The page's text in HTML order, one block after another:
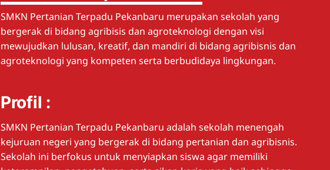
SMKN Pertanian Terpadu Pekanbaru merupakan sekolah yang
bergerak di bidang agribisis dan agroteknologi dengan visi
mewujudkan lulusan, kreatif, dan mandiri di bidang agribisnis dan
agroteknologi yang kompeten serta berbudidaya lingkungan.
Profil :
SMKN Pertanian Terpadu Pekanbaru adalah sekolah menengah
kejuruan negeri yang bergerak di bidang pertanian dan agribisnis.
Sekolah ini berfokus untuk menyiapkan siswa agar memiliki